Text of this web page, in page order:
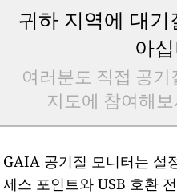
귀하 지역에 대
아
여러분도 직접 공
지도에 참여해
GAIA 공기질 모니터는 설
세스 포인트와 USB 호환